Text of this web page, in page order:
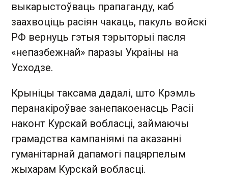
выкарыстоўваць прапаганду, каб
заахвоціць расіян чакаць, пакуль войскі
РФ вернуць гэтыя тэрыторыі пасля
«непазбежнай» паразы Украіны на
Усходзе.
Крыніцы таксама дадалі, што Крэмль
перанакіроўвае занепакоенасць Расіі
наконт Курскай вобласці, займаючы
грамадства кампаніямі па аказанні
гуманітарнай дапамогі пацярпелым
жыхарам Курскай вобласці.